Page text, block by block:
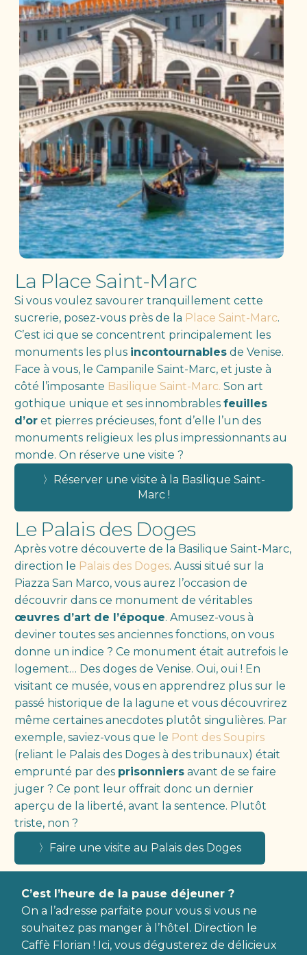
La Place Saint-Marc
Si vous voulez savourer tranquillement cette
sucrerie, posez-vous près de la Place Saint-Marc.
C’est ici que se concentrent principalement les
monuments les plus incontournablesde Venise.
Face à vous, le Campanile Saint-Marc, et juste à
côté l’imposante Basilique Saint-Marc. Son art
gothique unique et ses innombrables feuilles
d’oret pierres précieuses, font d’elle l’un des
monuments religieux les plus impressionnants au
monde. On réserve une visite ?
〉Réserver une visite à la Basilique Saint-
Marc !
Le Palais des Doges
Après votre découverte de la Basilique Saint-Marc,
direction le Palais des Doges. Aussi situé sur la
Piazza San Marco, vous aurez l’occasion de
découvrir dans ce monument de véritables
œuvres d’art de l’époque. Amusez-vous à
deviner toutes ses anciennes fonctions, on vous
donne un indice ? Ce monument était autrefois le
logement… Des doges de Venise. Oui, oui ! En
visitant ce musée, vous en apprendrez plus sur le
passé historique de la lagune et vous découvrirez
même certaines anecdotes plutôt singulières. Par
exemple, saviez-vous que le Pont des Soupirs
(reliant le Palais des Doges à des tribunaux) était
emprunté par des prisonniersavant de se faire
juger ? Ce pont leur offrait donc un dernier
aperçu de la liberté, avant la sentence. Plutôt
triste, non ?
〉Faire une visite au Palais des Doges
C’est l’heure de la pause déjeuner ?
On a l’adresse parfaite pour vous si vous ne
souhaitez pas manger à l’hôtel. Direction le
Caffè Florian ! Ici, vous dégusterez de délicieux